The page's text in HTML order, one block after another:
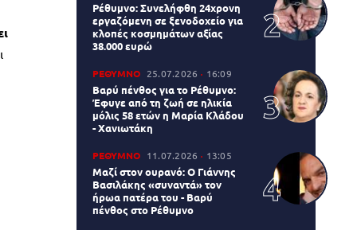
Ρέθυμνο: Συνελήφθη 24χρονη
εργαζόμενη σε ξενοδοχείο για
κλοπές κοσμημάτων αξίας
38.000 ευρώ
ΡΕΘΥΜΝΟ 25.07.2026 16:09
Βαρύ πένθος για το Ρέθυμνο:
Έφυγε από τη ζωή σε ηλικία
μόλις 58 ετών η Μαρία Κλάδου
- Χανιωτάκη
ΡΕΘΥΜΝΟ 11.07.2026 13:05
Μαζί στον ουρανό: Ο Γιάννης
Βασιλάκης «συναντά» τον
ήρωα πατέρα του - Βαρύ
πένθος στο Ρέθυμνο